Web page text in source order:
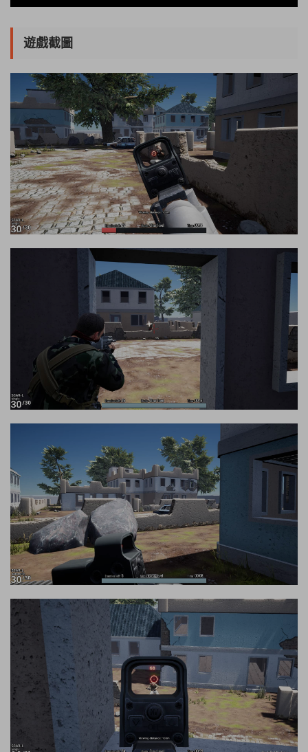
遊戲截圖